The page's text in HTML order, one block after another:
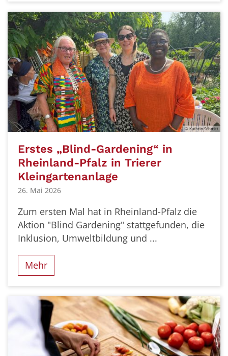
© Kathrin Schmitt
Erstes „Blind-Gardening“ in
Rheinland-Pfalz in Trierer
Kleingartenanlage
26. Mai 2026
Zum ersten Mal hat in Rheinland-Pfalz die
Aktion "Blind Gardening" stattgefunden, die
Inklusion, Umweltbildung und ...
Mehr